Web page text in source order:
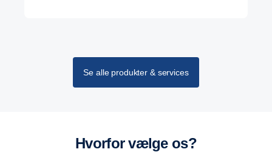
Se alle produkter & services
Hvorfor vælge os?